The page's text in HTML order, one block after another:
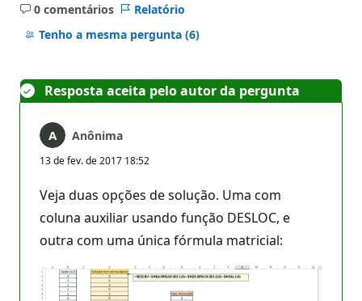
0 comentários
Sem
comentários
Relatório
Tenho a mesma pergunta (6)
Resposta aceita pelo autor da pergunta
Anônima
13 de fev. de 2017 18:52
Veja duas opções de solução. Uma com
coluna auxiliar usando função DESLOC, e
outra com uma única fórmula matricial: